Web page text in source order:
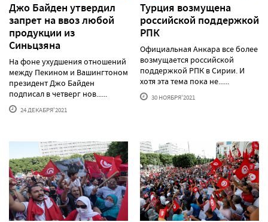
Джо Байден утвердил
запрет на ввоз любой
продукции из
Синьцзяна
На фоне ухудшения отношений
между Пекином и Вашингтоном
президент Джо Байден
подписал в четверг нов......
24 ДЕКАБРЯ'2021
Турция возмущена
российской поддержкой
РПК
Официальная Анкара все более
возмущается российской
поддержкой РПК в Сирии. И
хотя эта тема пока не......
30 НОЯБРЯ'2021